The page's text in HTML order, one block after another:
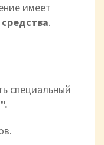
имеет
.
специальный